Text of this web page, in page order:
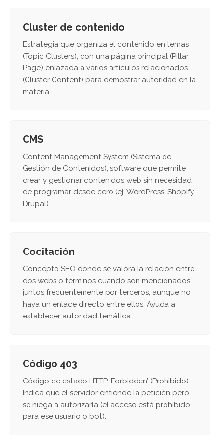
Cluster de contenido
Estrategia que organiza el contenido en temas
(Topic Clusters), con una página principal (Pillar
Page) enlazada a varios artículos relacionados
(Cluster Content) para demostrar autoridad en la
materia.
CMS
Content Management System (Sistema de
Gestión de Contenidos); software que permite
crear y gestionar contenidos web sin necesidad
de programar desde cero (ej: WordPress, Shopify,
Drupal).
Cocitación
Concepto SEO donde se valora la relación entre
dos webs o términos cuando son mencionados
juntos frecuentemente por terceros, aunque no
haya un enlace directo entre ellos. Ayuda a
establecer autoridad temática.
Código 403
Código de estado HTTP ‘Forbidden’ (Prohibido).
Indica que el servidor entiende la petición pero
se niega a autorizarla (el acceso está prohibido
para ese usuario o bot).